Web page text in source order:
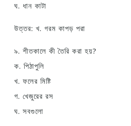
ঘ. ধান কাটা
উত্তর: খ. গরম কাপড় পরা
৯. শীতকালে কী তৈরি করা হয়?
ক. পিঠাপুলি
খ. ফলের মিষ্টি
গ. খেজুরের রস
ঘ. সবগুলো